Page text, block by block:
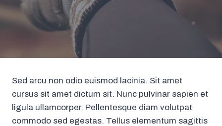
Sed arcu non odio euismod lacinia. Sit amet
cursus sit amet dictum sit. Nunc pulvinar sapien et
ligula ullamcorper. Pellentesque diam volutpat
commodo sed egestas. Tellus elementum sagittis